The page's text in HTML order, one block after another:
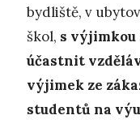
bydliště, v
škol, s výjimkou
účastnit
výjimek ze
studentů na